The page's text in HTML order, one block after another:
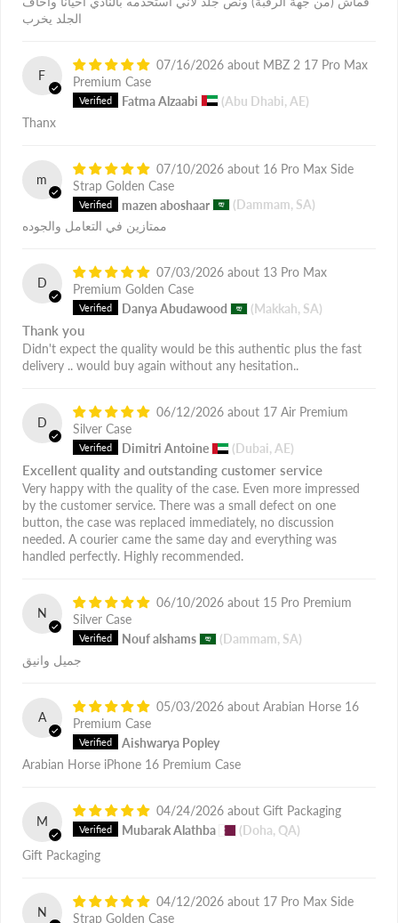
الجلد يخرب
F
07/16/2026
MBZ 2 17 Pro Max
Premium Case
Fatma Alzaabi
(Abu Dhabi, AE)
Thanx
m
07/10/2026
16 Pro Max Side
Strap Golden Case
mazen aboshaar
(Dammam, SA)
ممتازين في التعامل والجوده
D
07/03/2026
13 Pro Max
Premium Golden Case
Danya Abudawood
(Makkah, SA)
Thank you
Didn't expect the quality would be this authentic plus the fast
delivery .. would buy again without any hesitation..
D
06/12/2026
17 Air Premium
Silver Case
Dimitri Antoine
(Dubai, AE)
Excellent quality and outstanding customer service
Very happy with the quality of the case. Even more impressed
by the customer service. There was a small defect on one
button, the case was replaced immediately, no discussion
needed. A courier came the same day and everything was
handled perfectly. Highly recommended.
N
06/10/2026
15 Pro Premium
Silver Case
Nouf alshams
(Dammam, SA)
جميل وانيق
A
05/03/2026
Arabian Horse 16
Premium Case
Aishwarya Popley
Arabian Horse iPhone 16 Premium Case
M
04/24/2026
Gift Packaging
Mubarak Alathba
(Doha, QA)
Gift Packaging
N
04/12/2026
17 Pro Max Side
Strap Golden Case